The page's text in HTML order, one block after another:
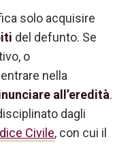
solo acquisire
del defunto. Se
o
nella
all’eredità.
dagli
Civile, con cui il